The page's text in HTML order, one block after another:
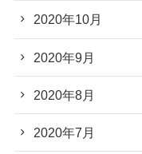
2020年10月
2020年9月
2020年8月
2020年7月